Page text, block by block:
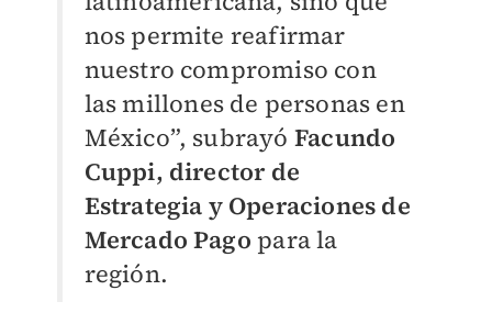
nos permite reafirmar
nuestro compromiso con
las millones de personas en
México”, subrayó Facundo
Cuppi, director de
Estrategia y Operaciones de
Mercado Pago para la
región.